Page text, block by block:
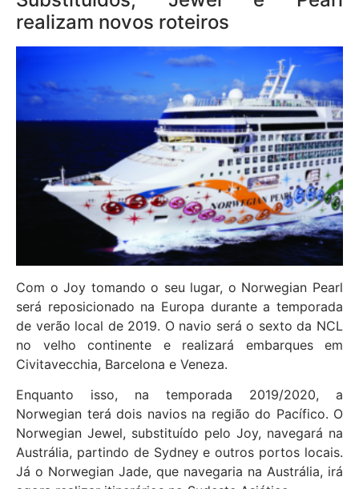
realizam novos roteiros
Com o Joy tomando o seu lugar, o Norwegian Pearl
será reposicionado na Europa durante a temporada
de verão local de 2019. O navio será o sexto da NCL
no velho continente e realizará embarques em
Civitavecchia, Barcelona e Veneza.
Enquanto isso, na temporada 2019/2020, a
Norwegian terá dois navios na região do Pacífico. O
Norwegian Jewel, substituído pelo Joy, navegará na
Austrália, partindo de Sydney e outros portos locais.
Já o Norwegian Jade, que navegaria na Austrália, irá